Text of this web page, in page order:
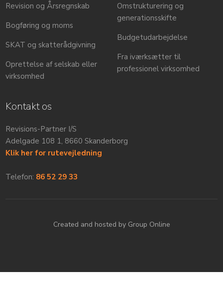
Revision og Årsregnskab
Bogføring og moms
SKAT og skatterådgivning
Oprettelse af selskab eller
virksomhed​
Omstrukturering og
generationsskifte
Budgetudarbejdelse
Fra iværksætter til
professionel virksomhed
Kontakt os
Revisions-Partner I/S
​​Adelgade 108 1, 8660 Skanderborg
Klik her for rutevejledning
Telefon: 86 52 29 33​
Created and hosted by Group Online